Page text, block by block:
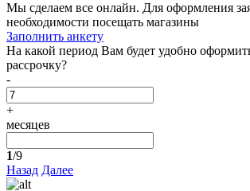
Мы сделаем все онлайн. Для оформления
необходимости посещать магазины
Заполнить анкету
На какой период Вам будет удобно
рассрочку?
-
+
месяцев
1/9
Назад Далее